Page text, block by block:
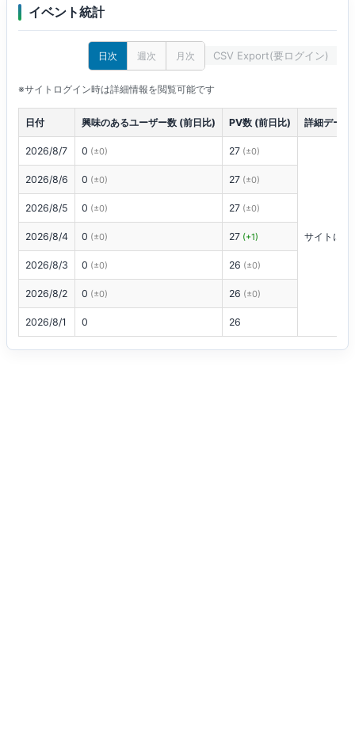
イベント統計
日次 週次 月次 CSV Export(要ログイン)
※サイトログイン時は詳細情報を閲覧可能です
日付 興味のあるユーザー数 (前日比) PV数 (前日比) 詳細データ
2026/8/7 0 (±0) 27 (±0)
サイトにロ
2026/8/6 0 (±0) 27 (±0)
2026/8/5 0 (±0) 27 (±0)
2026/8/4 0 (±0) 27 (+1)
2026/8/3 0 (±0) 26 (±0)
2026/8/2 0 (±0) 26 (±0)
2026/8/1 0 26